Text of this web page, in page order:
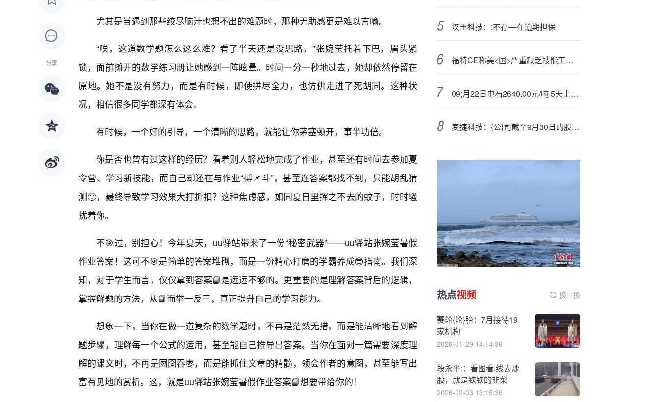
分享
尤其是当遇到那些绞尽脑汁也想不出的难题时，那种无助感更是难以言喻。
“唉，这道数学题怎么这么难？看了半天还是没思路。”张婉莹托着下巴，眉头紧
锁，面前摊开的数学练习册让她感到一阵眩晕。时间一分一秒地过去，她却依然停留在
原地。她不是没有努力，而是有时候，即使拼尽全力，也仿佛走进了死胡同。这种状
况，相信很多同学都深有体会。
有时候，一个好的引导，一个清晰的思路，就能让你茅塞顿开，事半功倍。
你是否也曾有过这样的经历？看着别人轻松地完成了作业，甚至还有时间去参加夏
令营、学习新技能，而自己却还在与作业“搏📌斗”，甚至连答案都找不到，只能胡乱猜
测🙂，最终导致学习效果大打折扣？这种焦虑感，如同夏日里挥之不去的蚊子，时时骚
扰着你。
不🎯过，别担心！今年夏天，uu驿站带来了一份“秘密武器”——uu驿站张婉莹暑假
作业答案！这可不🎯是简单的答案堆砌，而是一份精心打磨的学霸养成😎指南。我们深
知，对于学生而言，仅仅拿到答案📘是远远不够的。更重要的是理解答案背后的逻辑，
掌握解题的方法，从📘而举一反三，真正提升自己的学习能力。
想象一下，当你在做一道复杂的数学题时，不再是茫然无措，而是能清晰地看到解
题步骤，理解每一个公式的运用，甚至能自己推导出答案。当你在面对一篇需要深度理
解的课文时，不再是囫囵吞枣，而是能抓住文章的精髓，领会作者的意图，甚至能写出
富有见地的赏析。这，就是uu驿站张婉莹暑假作业答案📘想要带给你的！
汉王科技：:不存—在逾期担保
福特CE称美<国>严重缺乏技能工人，马斯克回应
09;月22日电石2640.00元/吨 5天上涨5.88%
麦捷科技：{公}司截至9月30日的股东户数.为53785户
热点视频 换一换
赛轮{轮}胎：7月接待19
家机构
2026-01-29 14:14:36
段永平:：看图看,线去炒
股，就是铁铁的韭菜
2026-02-03 13:15:36